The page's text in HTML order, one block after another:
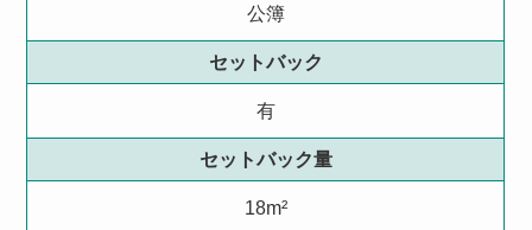
公簿
セットバック
有
セットバック量
18m²